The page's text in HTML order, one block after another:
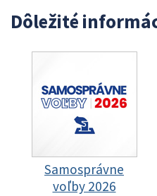
Dôležité
Samosprávne
voľby 2026